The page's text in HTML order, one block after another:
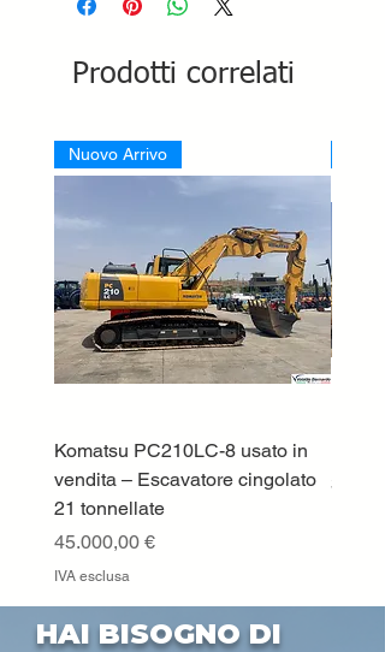
Prodotti correlati
Nuovo Arrivo
Komatsu PC210LC-8 usato in
vendita – Escavatore cingolato
21 tonnellate
Prezzo
45.000,00 €
IVA esclusa
Prezzo
HAI BISOGNO DI